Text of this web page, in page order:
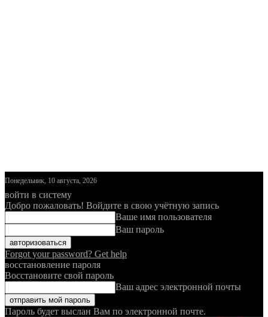
Понедельник, 10 августа, 2026
войти в систему
Добро пожаловать! Войдите в свою учётную запись
Ваше имя пользователя
Ваш пароль
Forgot your password? Get help
восстановление пароля
Восстановите свой пароль
Ваш адрес электронной почты
Пароль будет выслан Вам по электронной почте.